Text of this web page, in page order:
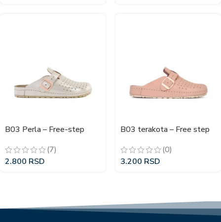
B03 Perla – Free-step
(7)
2.800 RSD
B03 terakota – Free step
(0)
3.200 RSD